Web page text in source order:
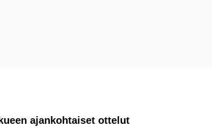
ajankohtaiset ottelut